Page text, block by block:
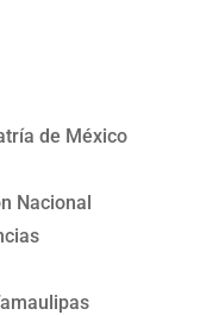
de México
Nacional